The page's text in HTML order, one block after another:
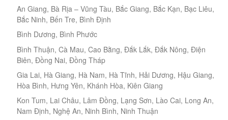
An Giang, Bà Rịa – Vũng Tàu, Bắc Giang, Bắc Kạn, Bạc Liêu,
Bắc Ninh, Bến Tre, Bình Định
Bình Dương, Bình Phước
Bình Thuận, Cà Mau, Cao Bằng, Đắk Lắk, Đắk Nông, Điện
Biên, Đồng Nai, Đồng Tháp
Gia Lai, Hà Giang, Hà Nam, Hà Tĩnh, Hải Dương, Hậu Giang,
Hòa Bình, Hưng Yên, Khánh Hòa, Kiên Giang
Kon Tum, Lai Châu, Lâm Đồng, Lạng Sơn, Lào Cai, Long An,
Nam Định, Nghệ An, Ninh Bình, Ninh Thuận